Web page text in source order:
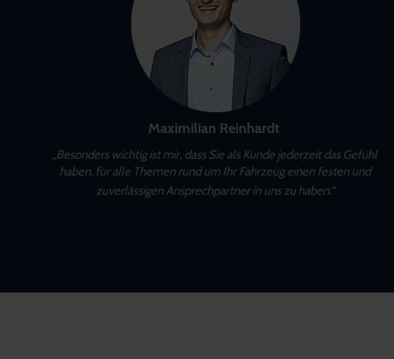
Maximilian Reinhardt
„Besonders wichtig ist mir, dass Sie als Kunde jederzeit das Gefühl
haben, für alle Themen rund um Ihr Fahrzeug einen festen und
zuverlässigen Ansprechpartner in uns zu haben.“